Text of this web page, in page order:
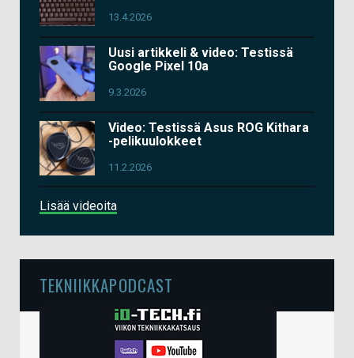
13.4.2026
Uusi artikkeli & video: Testissä
Google Pixel 10a
9.3.2026
Video: Testissä Asus ROG Kithara
-pelikuulokkeet
11.2.2026
Lisää videoita
TEKNIIKKAPODCAST